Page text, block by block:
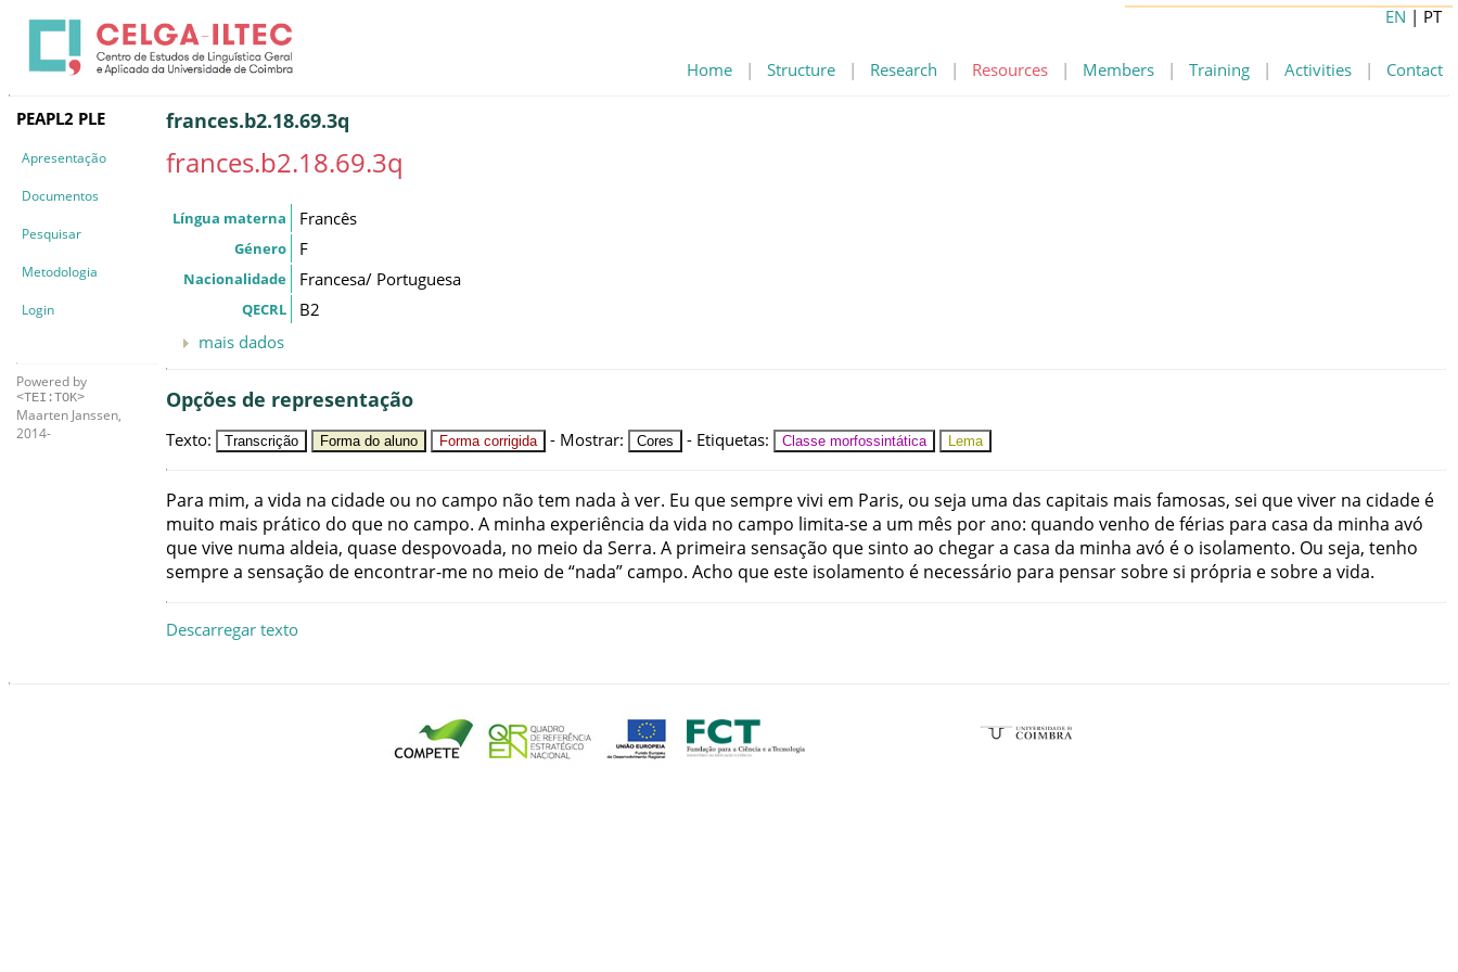
Home | Structure | Research | Resources | Members | Training | Activities | Contact
EN | PT
PEAPL2 PLE
Apresentação
Documentos
Pesquisar
Metodologia
Login
Powered by
<TEI:TOK>
Maarten Janssen,
2014-
frances.b2.18.69.3q
frances.b2.18.69.3q
Língua materna Francês
Género F
Nacionalidade Francesa/ Portuguesa
QECRL
B2
mais dados
Opções de representação
Texto: Transcrição Forma do aluno Forma corrigida - Mostrar: Cores - Etiquetas: Classe morfossintática Lema
Para mim, a vida na cidade ou no campo não tem nada à ver. Eu quesemprevivi em Paris, ou seja uma das capitais mais famosas, sei queviver na cidade é
muito mais prático do que no campo. A minha experiência da vida no campo limita-sea um mês porano: quando venho deférias para casa da minha avó
quevive numa aldeia, quase despovoada, no meio da Serra. A primeira sensação quesinto ao chegara casa da minha avó é o isolamento. Ou seja, tenho
semprea sensação de encontrar-me no meio de“nada” campo. Acho que este isolamento é necessário para pensarsobresi própria esobrea vida.
Descarregar texto